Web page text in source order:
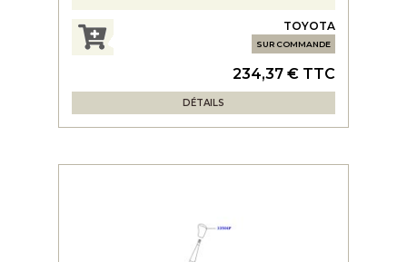
TOYOTA
SUR COMMANDE
234,37 € TTC
DÉTAILS